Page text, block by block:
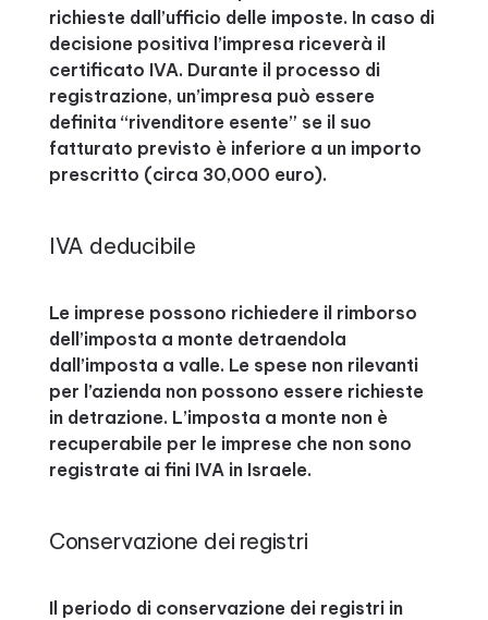
richieste dall’ufficio delle imposte. In caso di
decisione positiva l’impresa riceverà il
certificato IVA. Durante il processo di
registrazione, un’impresa può essere
definita “rivenditore esente” se il suo
fatturato previsto è inferiore a un importo
prescritto (circa 30,000 euro).
IVA deducibile
Le imprese possono richiedere il rimborso
dell’imposta a monte detraendola
dall’imposta a valle. Le spese non rilevanti
per l’azienda non possono essere richieste
in detrazione. L’imposta a monte non è
recuperabile per le imprese che non sono
registrate ai fini IVA in Israele.
Conservazione dei registri
Il periodo di conservazione dei registri in